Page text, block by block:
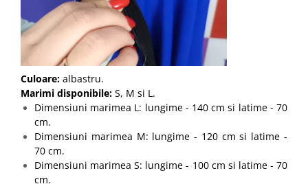
Culoare: albastru.
Marimi disponibile: S, M si L.
Dimensiuni marimea L: lungime - 140 cm si latime - 70
cm.
Dimensiuni marimea M: lungime - 120 cm si latime -
70 cm.
Dimensiuni marimea S: lungime - 100 cm si latime - 70
cm.